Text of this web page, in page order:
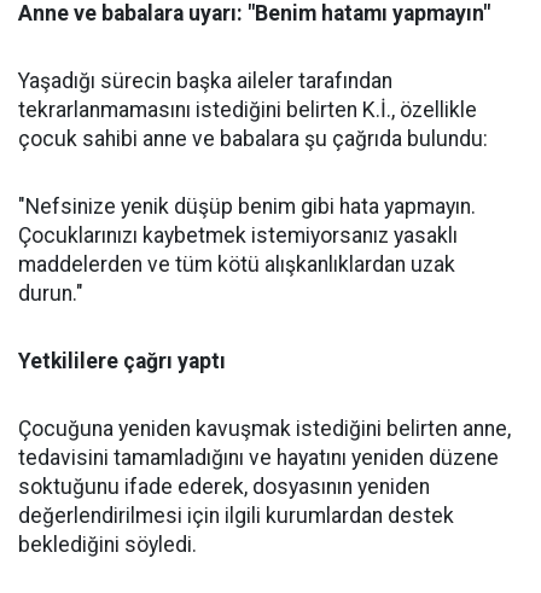
Anne ve babalara uyarı: "Benim hatamı yapmayın"
Yaşadığı sürecin başka aileler tarafından
tekrarlanmamasını istediğini belirten K.İ., özellikle
çocuk sahibi anne ve babalara şu çağrıda bulundu:
"Nefsinize yenik düşüp benim gibi hata yapmayın.
Çocuklarınızı kaybetmek istemiyorsanız yasaklı
maddelerden ve tüm kötü alışkanlıklardan uzak
durun."
Yetkililere çağrı yaptı
Çocuğuna yeniden kavuşmak istediğini belirten anne,
tedavisini tamamladığını ve hayatını yeniden düzene
soktuğunu ifade ederek, dosyasının yeniden
değerlendirilmesi için ilgili kurumlardan destek
beklediğini söyledi.